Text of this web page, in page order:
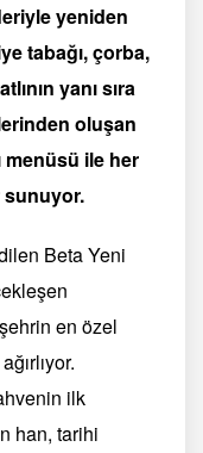
yeniden
tabağı, çorba,
yanı sıra
oluşan
menüsü ile her
sunuyor.
Beta Yeni
en özel
ilk
han, tarihi